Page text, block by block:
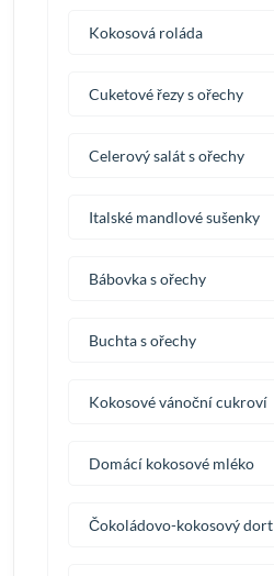
Kokosová roláda
Cuketové řezy s ořechy
Celerový salát s ořechy
Italské mandlové sušenky
Bábovka s ořechy
Buchta s ořechy
Kokosové vánoční cukroví
Domácí kokosové mléko
Čokoládovo-kokosový dort